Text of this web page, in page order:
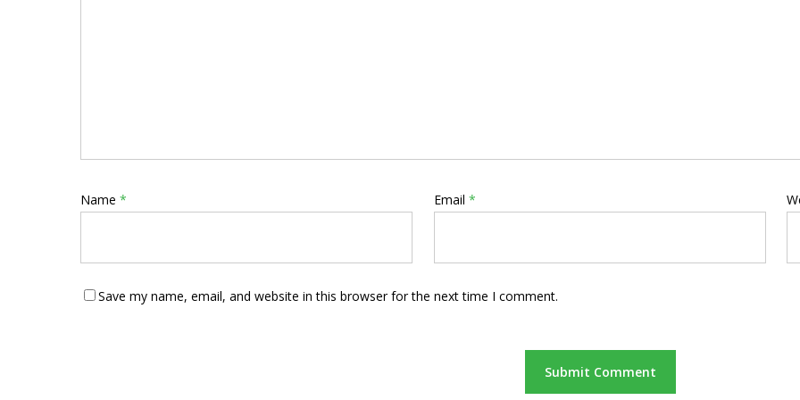
Name * Email *
Save my name, email, and website in this browser for the next time I comment.